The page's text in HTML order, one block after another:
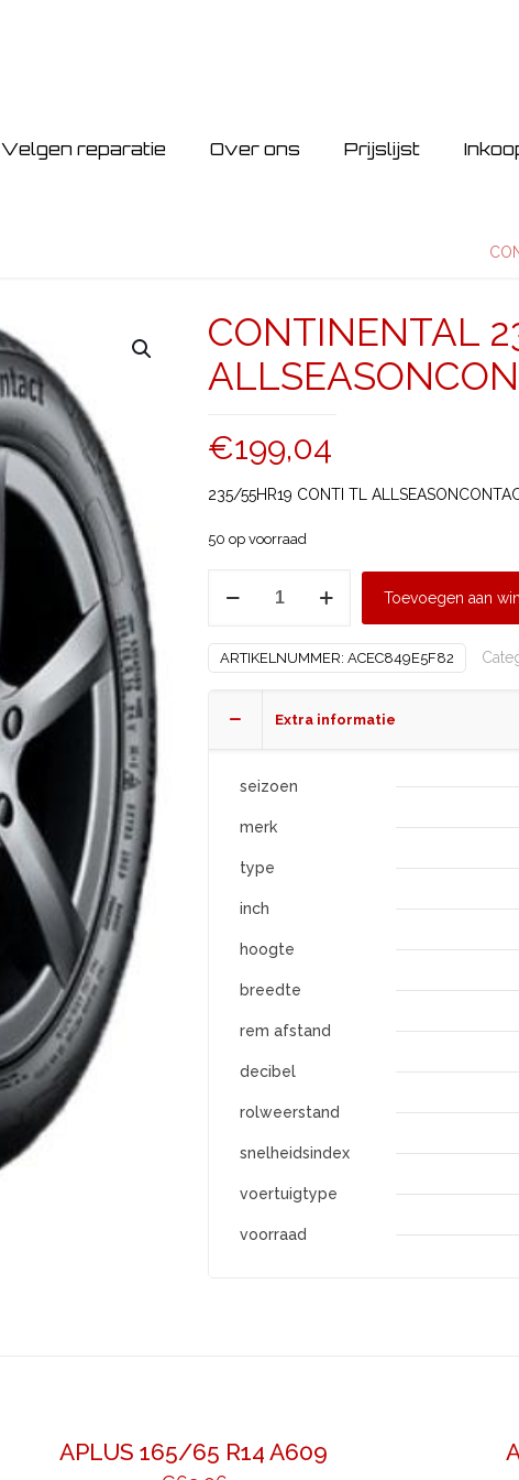
Velgen reparatie Over ons Prijslijst
CONTINENTAL
€199,04
235/55HR19 CONTI TL
50 op voorraad
ALLSEASONCONTACT
aantal
Toevoegen aan
ARTIKELNUMMER: ACEC849E5F82
Extra informatie
seizoen
merk
type
inch
hoogte
breedte
rem afstand
decibel
rolweerstand
snelheidsindex
voertuigtype
voorraad
APLUS 165/65 R14 A609